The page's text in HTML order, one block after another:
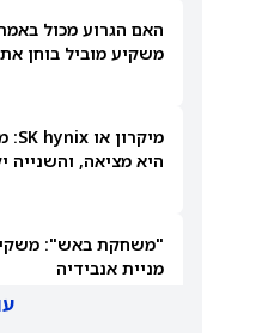
האם הגרוע מכול
משקיע מוביל בוחן
היא מציאה, והשנייה
"משחקת באש":
מניית אנבידיה